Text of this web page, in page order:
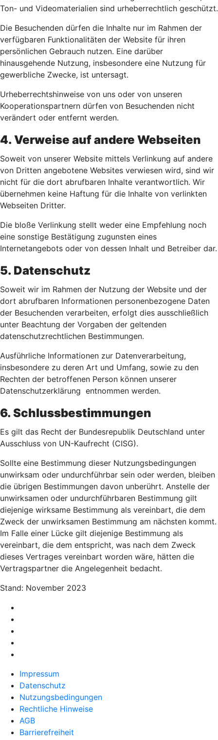
Ton- und Videomaterialien sind urheberrechtlich geschützt.
Die Besuchenden dürfen die Inhalte nur im Rahmen der
verfügbaren Funktionalitäten der Website für ihren
persönlichen Gebrauch nutzen. Eine darüber
hinausgehende Nutzung, insbesondere eine Nutzung für
gewerbliche Zwecke, ist untersagt.
Urheberrechtshinweise von uns oder von unseren
Kooperationspartnern dürfen von Besuchenden nicht
verändert oder entfernt werden.
4. Verweise auf andere Webseiten
Soweit von unserer Website mittels Verlinkung auf andere
von Dritten angebotene Websites verwiesen wird, sind wir
nicht für die dort abrufbaren Inhalte verantwortlich. Wir
übernehmen keine Haftung für die Inhalte von verlinkten
Webseiten Dritter.
Die bloße Verlinkung stellt weder eine Empfehlung noch
eine sonstige Bestätigung zugunsten eines
Internetangebots oder von dessen Inhalt und Betreiber dar.
5. Datenschutz
Soweit wir im Rahmen der Nutzung der Website und der
dort abrufbaren Informationen personenbezogene Daten
der Besuchenden verarbeiten, erfolgt dies ausschließlich
unter Beachtung der Vorgaben der geltenden
datenschutzrechtlichen Bestimmungen.
Ausführliche Informationen zur Datenverarbeitung,
insbesondere zu deren Art und Umfang, sowie zu den
Rechten der betroffenen Person können unserer
Datenschutzerklärung entnommen werden.
6. Schlussbestimmungen
Es gilt das Recht der Bundesrepublik Deutschland unter
Ausschluss von UN-Kaufrecht (CISG).
Sollte eine Bestimmung dieser Nutzungsbedingungen
unwirksam oder undurchführbar sein oder werden, bleiben
die übrigen Bestimmungen davon unberührt. Anstelle der
unwirksamen oder undurchführbaren Bestimmung gilt
diejenige wirksame Bestimmung als vereinbart, die dem
Zweck der unwirksamen Bestimmung am nächsten kommt.
Im Falle einer Lücke gilt diejenige Bestimmung als
vereinbart, die dem entspricht, was nach dem Zweck
dieses Vertrages vereinbart worden wäre, hätten die
Vertragspartner die Angelegenheit bedacht.
Stand: November 2023
Impressum
Datenschutz
Nutzungsbedingungen
Rechtliche Hinweise
AGB
Barrierefreiheit